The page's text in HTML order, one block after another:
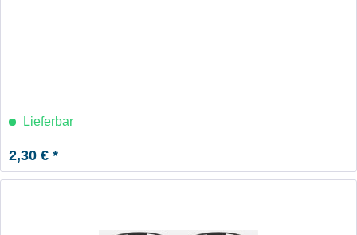
Lieferbar
2,30 € *